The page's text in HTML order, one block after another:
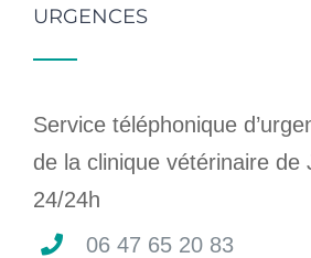
URGENCES
Service téléphonique
de la clinique vétérinaire de
24/24h
06 47 65 20 83